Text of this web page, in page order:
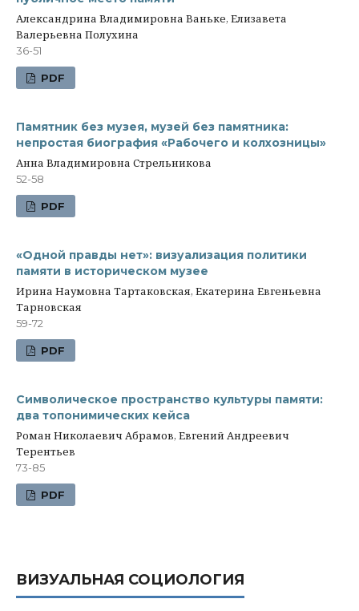
Александрина Владимировна Ваньке, Елизавета
Валерьевна Полухина
36-51
PDF
Памятник без музея, музей без памятника:
непростая биография «Рабочего и колхозницы»
Анна Владимировна Стрельникова
52-58
PDF
«Одной правды нет»: визуализация политики
памяти в историческом музее
Ирина Наумовна Тартаковская, Екатерина Евгеньевна
Тарновская
59-72
PDF
Символическое пространство культуры памяти:
два топонимических кейса
Роман Николаевич Абрамов, Евгений Андреевич
Терентьев
73-85
PDF
ВИЗУАЛЬНАЯ СОЦИОЛОГИЯ